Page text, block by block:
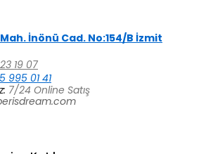
İnönü Cad. No:154/B İzmit
19 07
995 01 41
7/24 Online Satış